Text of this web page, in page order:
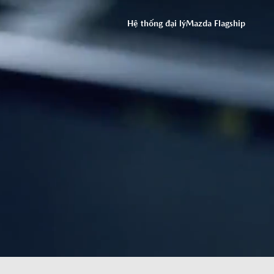
Hệ thống đại lýMazda Flagship
ỨNG DỤNG THACO AUTO SERVICES